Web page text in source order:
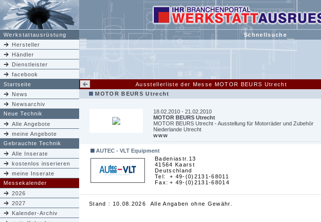
Werkstattausrüstung
Schnellsuche
Hersteller
Händler
Dienstleister
facebook
Startseite
Ausstellerliste der Messe MOTOR BEURS Utrecht
News
Newsarchiv
Neue Technik
Alle Angebote
meine Angebote
Gebrauchte Technik
Alle Inserate
kostenlos inserieren
meine Inserate
Messekalender
2026
2027
Kalender-Archiv
MOTOR BEURS Utrecht
18.02.2010 - 21.02.2010
MOTOR BEURS Utrecht
MOTOR BEURS Utrecht - Ausstellung für Motorräder und Zubehör
Niederlande Utrecht
www
AUTEC - VLT Equipment
Badeniastr.13
41564 Kaarst
Deutschland
Tel:
Fax:
+ 49-(0)2131-68011
+ 49-(0)2131-68014
Stand : 10.08.2026 Alle Angaben ohne Gewähr.